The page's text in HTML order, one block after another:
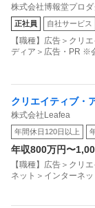
レクター
株式会社博報堂プロダ
正社員 自社サービス
【職種】広告＞クリ
ディア＞広告・PR ※
クリエイティブ・
ービス」福利厚生
ザイナー
株式会社Leafea
年間休日120日以上
年収800万円〜
【職種】広告＞クリ
ネット＞インターネ